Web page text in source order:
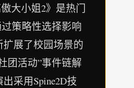
傲大小姐2》是热门
策略性选择影响
展了校园场景的
团活动”事件链解
采用Spine2D技